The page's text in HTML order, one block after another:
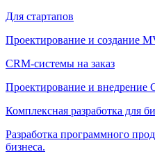
Для стартапов
Проектирование и создание
CRM-системы на заказ
Проектирование и внедрение
Комплексная разработка для
Разработка программного
бизнеса.